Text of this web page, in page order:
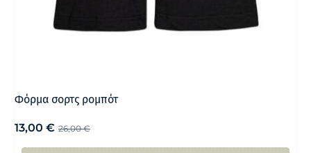
Φόρμα σορτς ρομπότ
26,00€
13,00 €